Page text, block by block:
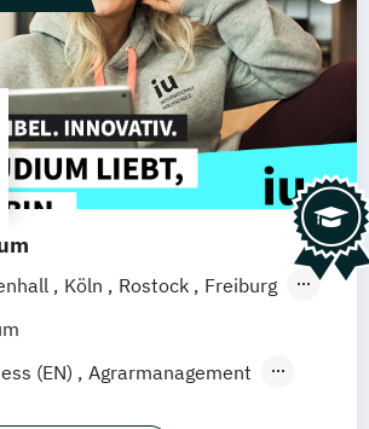
Köln Rostock
Freiburg
am Main
Karlsruhe Kassel
Offenbach Saarbrücken
(EN)
Agrarmanagement